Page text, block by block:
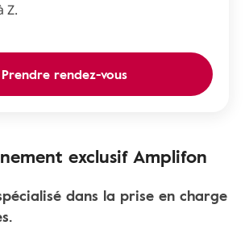
Z.
Prendre rendez-vous
exclusif Amplifon
dans la prise en charge